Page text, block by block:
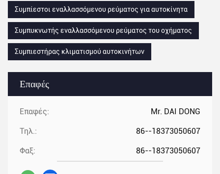
Επαφές
Επαφές: Mr. DAI DONG
Τηλ.: 86--18373050607
Φαξ: 86--18373050607
Συμπίεστοι εναλλασσόμενου ρεύματος για αυτοκίνητα
Συμπυκνωτής εναλλασσόμενου ρεύματος του οχήματος
Συμπιεστήρας κλιματισμού αυτοκινήτων